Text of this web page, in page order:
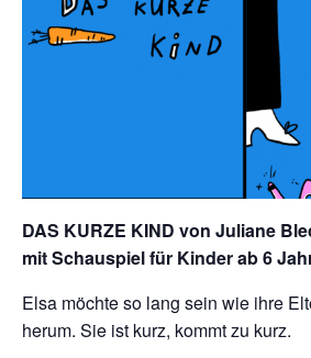
DAS KURZE KIND von Juliane
mit Schauspiel für Kinder ab 6
Elsa möchte so lang sein wie ihre
herum. Sie ist kurz, kommt zu kurz.